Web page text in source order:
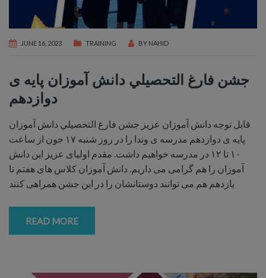
JUNE 16, 2023 TRAINING BY NAHID
جشن فارغ التحصيلي دانش آموزان پايه ى
دوازدهم
قابل توجه دانش آموزان عزيز جشن فارغ التحصيلي دانش آموزان
پايه ى دوازدهم مدرسه ى وندا را در روز شنبه ١٧ جون از ساعت
١٠ تا ١٢ در مدرسه خواهيم داشت. مقدم اولياى عزيز اين دانش
آموزان را هم گرامى مى داريم. دانش آموزان كلاس هاى هفتم تا
يازدهم هم مى توانند دوستانشان را در اين جشن همراهى كنند
READ MORE